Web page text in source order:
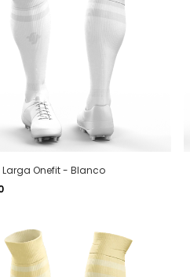
Larga Onefit - Blanco